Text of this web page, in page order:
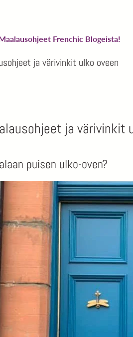
Frenchic Blogeista!
ja värivinkit ulko oveen
ja värivinkit
puisen ulko-oven?